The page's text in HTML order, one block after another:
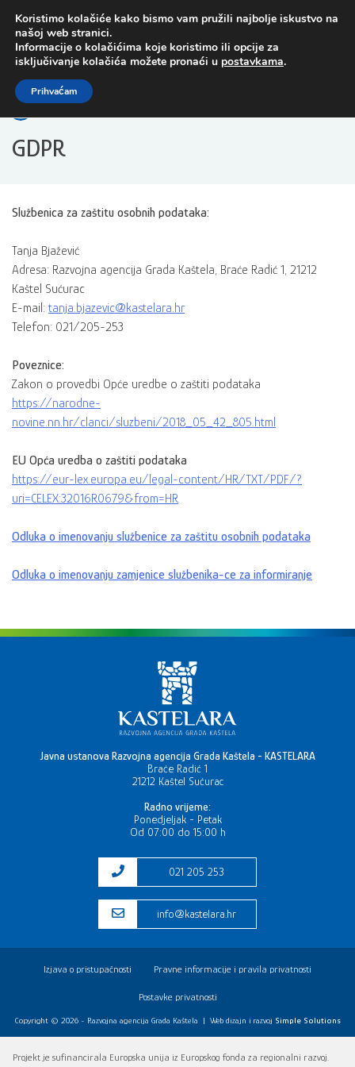
Open toolbar
sadržaj
GDPR
Službenica za zaštitu osobnih podataka:
Tanja Bjažević
Adresa: Razvojna agencija Grada Kaštela, Braće Radić 1, 21212
Kaštel Sućurac
E-mail: tanja.bjazevic@kastelara.hr
Telefon: 021/205-253
Poveznice:
Zakon o provedbi Opće uredbe o zaštiti podataka
https://narodne-
novine.nn.hr/clanci/sluzbeni/2018_05_42_805.html
EU Opća uredba o zaštiti podataka
https://eur-lex.europa.eu/legal-content/HR/TXT/PDF/?
uri=CELEX:32016R0679&from=HR
Odluka o imenovanju službenice za zaštitu osobnih podataka
Odluka o imenovanju zamjenice službenika-ce za informiranje
Javna ustanova Razvojna agencija Grada Kaštela - KASTELARA
Braće Radić 1
21212 Kaštel Sućurac
Radno vrijeme:
Ponedjeljak - Petak
Od 07:00 do 15:00 h
021 205 253
info@kastelara.hr
Copyright © 2026 - Razvojna agencija Grada Kaštela | Web dizajn i razvoj Simple Solutions
Izjava o pristupačnosti Pravne informacije i pravila privatnosti
Postavke privatnosti
Projekt je sufinancirala Europska unija iz Europskog fonda za regionalni razvoj.
Koristimo kolačiće kako bismo vam pružili najbolje iskustvo na
našoj web stranici.
Informacije o kolačićima koje koristimo ili opcije za
isključivanje kolačića možete pronaći u postavkama.
Prihvaćam